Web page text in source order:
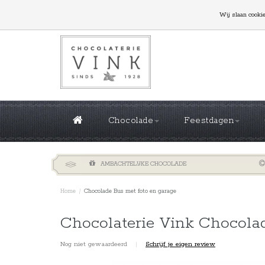
GROTE OPLAGES NODIG? NEEM CONTACT MET
Chocolade Feestdagen
AMBACHTELIJKE CHOCOLADE
Home / Chocolade Bus met foto en garage
Chocolaterie Vink
Nog niet gewaardeerd | Schrijf je eigen review
Wij slaan